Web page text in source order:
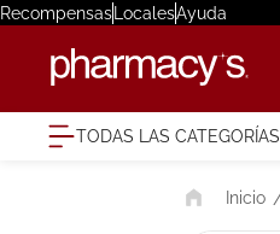
RecompensasLocalesAyuda
TODAS LAS CATEGORÍAS